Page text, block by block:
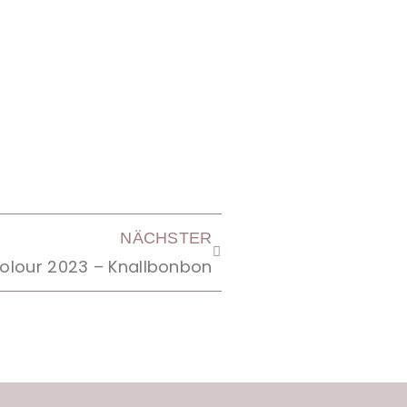
NÄCHSTER
2023 – Knallbonbon